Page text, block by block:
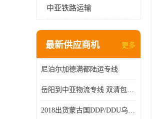
中亚铁路运输
最新供应商机 更多
尼泊尔加德满都陆运专线
岳阳到中亚物流专线 双清包税 一站服务
2018出货蒙古国DDP/DDU乌兰巴托双清国际物流专线